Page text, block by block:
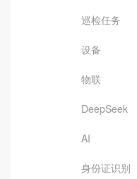
巡检任务
设备
物联
DeepSeek
AI
身份证识别